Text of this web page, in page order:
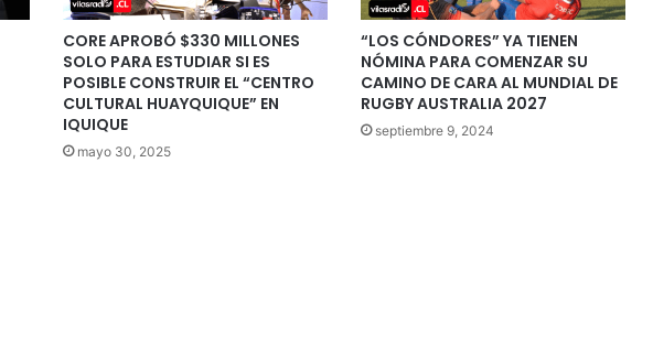
CORE APROBÓ $330 MILLONES
SOLO PARA ESTUDIAR SI ES
POSIBLE CONSTRUIR EL “CENTRO
CULTURAL HUAYQUIQUE” EN
IQUIQUE
mayo 30, 2025
“LOS CÓNDORES” YA TIENEN
NÓMINA PARA COMENZAR SU
CAMINO DE CARA AL MUNDIAL DE
RUGBY AUSTRALIA 2027
septiembre 9, 2024